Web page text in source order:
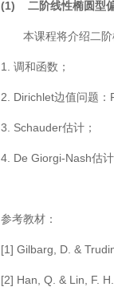
(1) 二阶线性椭圆型
本课程将介绍二
1. 调和函数；
2. Dirichlet边值问题：
3. Schauder估计；
4. De Giorgi-Nash估计
参考教材：
[1] Gilbarg, D. &
[2] Han, Q. & Lin, F.